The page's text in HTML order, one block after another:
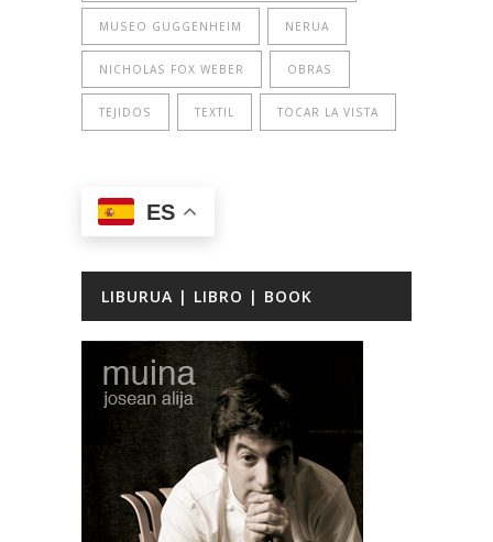
MUSEO GUGGENHEIM NERUA
NICHOLAS FOX WEBER OBRAS
TEJIDOS TEXTIL TOCAR LA VISTA
ES
LIBURUA | LIBRO | BOOK